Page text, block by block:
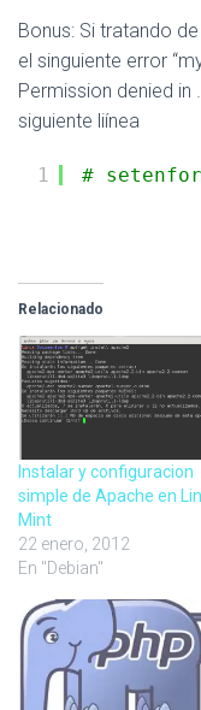
Bonus: Si tratando
el singuiente error
Permission denied
siguiente liínea
1 #
Relacionado
Instalar y configuracion
simple de Apache en
Mint
22 enero, 2012
En "Debian"